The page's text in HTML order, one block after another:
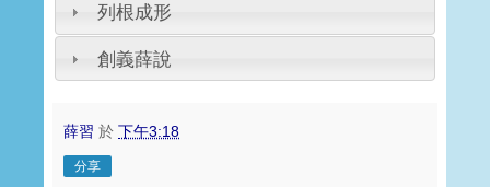
列根成形
創義薛說
薛習 於 下午3:18
分享